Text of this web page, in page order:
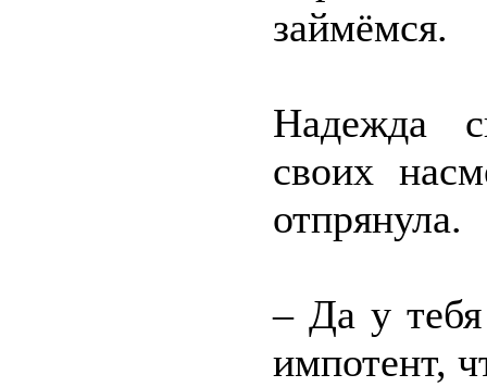
займёмся.
Надежда
своих
отпрянула.
– Да у
импотент,